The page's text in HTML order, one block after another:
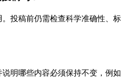
投稿前仍需检查科学准确性、标
明哪些内容必须保持不变，例如